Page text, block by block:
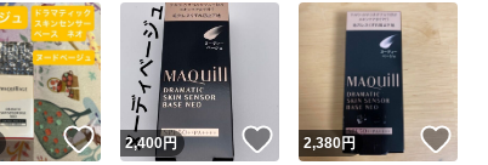
いいね！
2,400円 いいね！
2,380円